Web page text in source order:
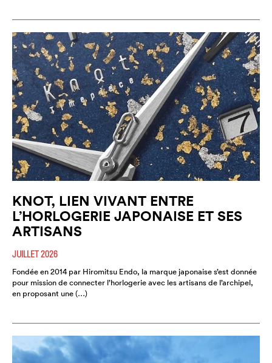
KNOT, LIEN VIVANT ENTRE
L’HORLOGERIE JAPONAISE ET SES
ARTISANS
JUILLET 2026
Fondée en 2014 par Hiromitsu Endo, la marque japonaise s’est donnée
pour mission de connecter l’horlogerie avec les artisans de l’archipel,
en proposant une (…)